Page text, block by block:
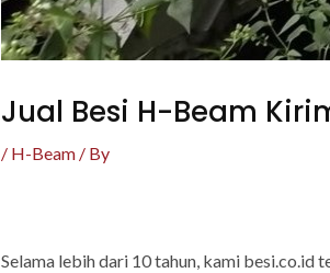
Jual Besi H-Beam
/ H-Beam/ By
Selama lebih dari 10 tahun, kami besi.co.id